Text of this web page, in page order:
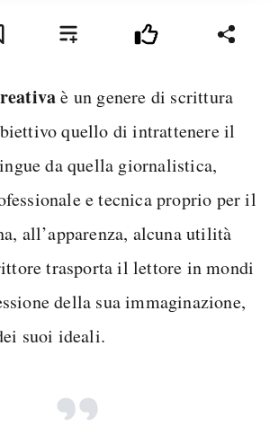
è un genere di scrittura
quello di intrattenere il
da quella giornalistica,
e tecnica proprio per il
all’apparenza, alcuna utilità
trasporta il lettore in mondi
della sua immaginazione,
suoi ideali.